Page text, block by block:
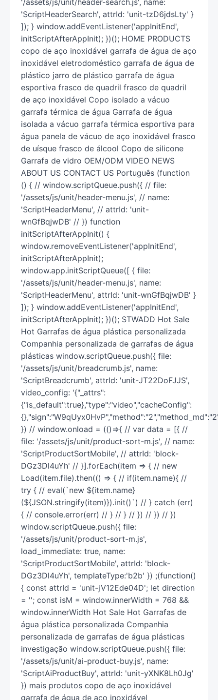
'/assets/js/unit/header-search.js', name:
'ScriptHeaderSearch', attrId: 'unit-tzD6jdsLty' }
]); } window.addEventListener('appInitEnd',
initScriptAfterAppInit); })(); HOME PRODUCTS
copo de aço inoxidável garrafa de água de aço
inoxidável eletrodoméstico garrafa de água de
plástico jarro de plástico garrafa de água
esportiva frasco de quadril frasco de quadril
de aço inoxidável Copo isolado a vácuo
garrafa térmica de água Garrafa de água
isolada a vácuo garrafa térmica esportiva para
água panela de vácuo de aço inoxidável frasco
de uísque frasco de álcool Copo de silicone
Garrafa de vidro OEM/ODM VIDEO NEWS
ABOUT US CONTACT US Português (function
() { // window.scriptQueue.push({ // file:
'/assets/js/unit/header-menu.js', // name:
'ScriptHeaderMenu', // attrId: 'unit-
wnGfBqjwDB' // }) function
initScriptAfterAppInit() {
window.removeEventListener('appInitEnd',
initScriptAfterAppInit);
window.app.initScriptQueue([ { file:
'/assets/js/unit/header-menu.js', name:
'ScriptHeaderMenu', attrId: 'unit-wnGfBqjwDB' }
]); } window.addEventListener('appInitEnd',
initScriptAfterAppInit); })(); STWADD Hot Sale
Hot Garrafas de água plástica personalizada
Companhia personalizada de garrafas de água
plásticas window.scriptQueue.push({ file:
'/assets/js/unit/breadcrumb.js', name:
'ScriptBreadcrumb', attrId: 'unit-JT22DoFJJS',
video_config: '{"_attrs":
{"is_default":true},"type":"video","cacheConfig":
}) // window.onload = (()=>{ // var data = [{ //
file: '/assets/js/unit/product-sort-m.js', // name:
'ScriptProductSortMobile', // attrId: 'block-
DGz3Dl4uYh' // }].forEach(item => { // new
Load(item.file).then(() => { // if(item.name){ //
try { // eval(`new ${item.name}
(${JSON.stringify(item)}).init()`) // } catch (err)
{ // console.error(err) // } // } // }) // }) // })
window.scriptQueue.push({ file:
'/assets/js/unit/product-sort-m.js',
load_immediate: true, name:
'ScriptProductSortMobile', attrId: 'block-
DGz3Dl4uYh', templateType:'b2b' }) ;(function()
{ const attrId = 'unit-jV12Ede04D'; let direction
= ''; const isM = window.innerWidth = 768 &&
window.innerWidth Hot Sale Hot Garrafas de
água plástica personalizada Companhia
personalizada de garrafas de água plásticas
investigação window.scriptQueue.push({ file:
'/assets/js/unit/ai-product-buy.js', name:
'ScriptAiProductBuy', attrId: 'unit-yXNK8Lh0Jg'
}) mais produtos copo de aço inoxidável
garrafa de água de aço inoxidável